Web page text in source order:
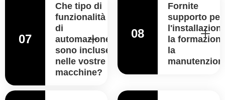
07
Che tipo di
funzionalità
di
automazione
sono incluse
nelle vostre
macchine?
08
Fornite
supporto per
la
la